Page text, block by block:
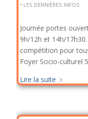
• LES DERNIÈRES INFOS
Journée portes
9h/12h et 14h/
compétition pour
Foyer Socio-culturel
Lire la suite